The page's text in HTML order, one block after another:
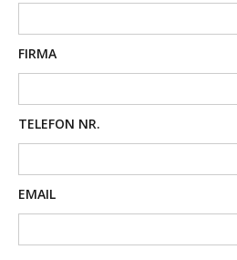
FIRMA
TELEFON NR.
EMAIL